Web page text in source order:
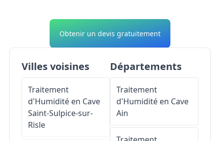
Obtenir un devis gratuitement
Villes voisines
Traitement
d'Humidité en Cave
Saint-Sulpice-sur-
Risle
Départements
Traitement
d'Humidité en Cave
Ain